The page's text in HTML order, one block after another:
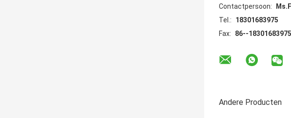
Contactpersoon:
Tel.:
18301683975
Fax:
86--18301683975
Andere Producten